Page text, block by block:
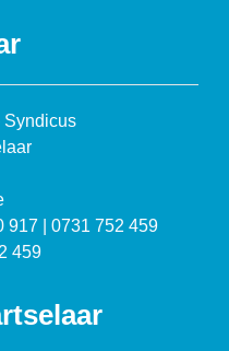
Syndicus
917 | 0731 752 459
459